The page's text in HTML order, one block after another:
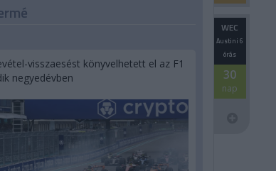
WEC
Austini 6
órás
30
nap
visszaesést könyvelhetett el az F1
negyedévben